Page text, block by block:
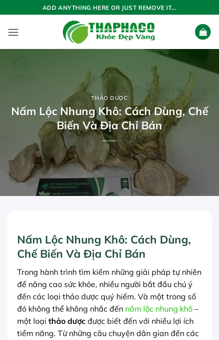
qua
nội
ADD ANYTHING HERE OR JUST REMOVE IT...
THẢO DƯỢC
Nấm Lộc Nhung Khô: Cách Dùng, Chế
Biến Và Địa Chỉ Bán
Nấm Lộc Nhung Khô: Cách Dùng,
Chế Biến Và Địa Chỉ Bán
Trong hành trình tìm kiếm những giải pháp tự nhiên
để nâng cao sức khỏe, nhiều người bắt đầu chú ý
đến các loại thảo dược quý hiếm. Và một trong số
đó không thể không nhắc đến nấm lộc nhung khô –
một loại thảo dược được biết đến với nhiều lợi ích
tiềm năng. Từ những câu chuyện dân gian đến các